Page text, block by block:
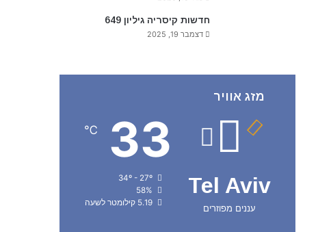
חדשות קיסריה גיליון 649
דצמבר 19, 2025
מזג אוויר
Tel Aviv
עננים מפוזרים
33
℃
34º - 27º
58%
5.19 קילומטר לשעה